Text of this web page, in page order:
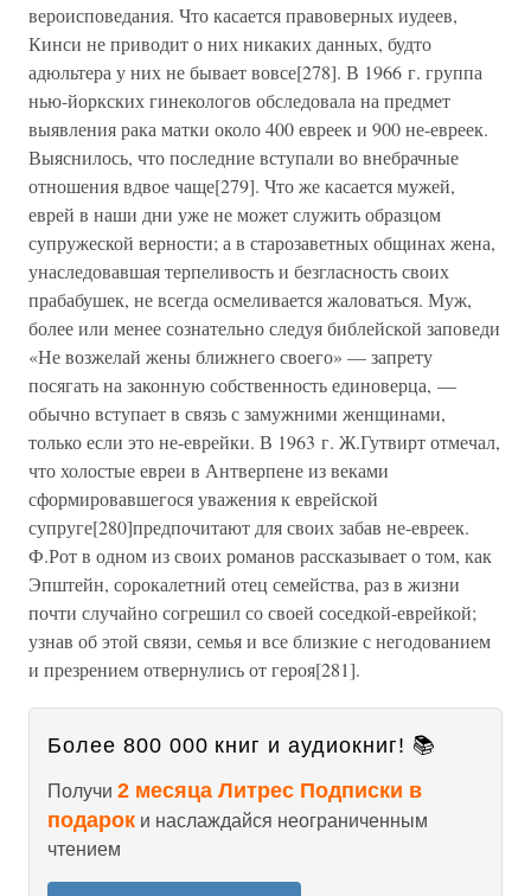
вероисповедания. Что касается правоверных иудеев,
Кинси не приводит о них никаких данных, будто
адюльтера у них не бывает вовсе[278]. В 1966 г. группа
нью-йоркских гинекологов обследовала на предмет
выявления рака матки около 400 евреек и 900 не-евреек.
Выяснилось, что последние вступали во внебрачные
отношения вдвое чаще[279]. Что же касается мужей,
еврей в наши дни уже не может служить образцом
супружеской верности; а в старозаветных общинах жена,
унаследовавшая терпеливость и безгласность своих
прабабушек, не всегда осмеливается жаловаться. Муж,
более или менее сознательно следуя библейской заповеди
«Не возжелай жены ближнего своего» — запрету
посягать на законную собственность единоверца, —
обычно вступает в связь с замужними женщинами,
только если это не-еврейки. В 1963 г. Ж.Гутвирт отмечал,
что холостые евреи в Антверпене из веками
сформировавшегося уважения к еврейской
супруге[280]предпочитают для своих забав не-евреек.
Ф.Рот в одном из своих романов рассказывает о том, как
Эпштейн, сорокалетний отец семейства, раз в жизни
почти случайно согрешил со своей соседкой-еврейкой;
узнав об этой связи, семья и все близкие с негодованием
и презрением отвернулись от героя[281].
Более 800 000 книг и аудиокниг! 📚
Получи 2 месяца Литрес Подписки в
подарок и наслаждайся неограниченным
чтением